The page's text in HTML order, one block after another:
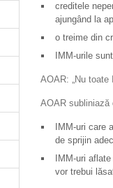
creditele
ajungând la
o treime din
IMM-urile
AOAR: „Nu toate
AOAR subliniază
IMM-uri care
de sprijin
IMM-uri
vor trebui